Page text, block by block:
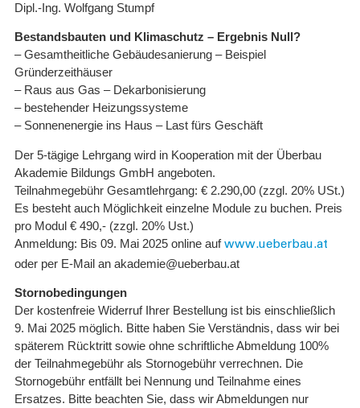
Dipl.-Ing. Wolfgang Stumpf
Bestandsbauten und Klimaschutz – Ergebnis Null?
– Gesamtheitliche Gebäudesanierung – Beispiel
Gründerzeithäuser
– Raus aus Gas – Dekarbonisierung
– bestehender Heizungssysteme
– Sonnenenergie ins Haus – Last fürs Geschäft
Der 5-tägige Lehrgang wird in Kooperation mit der Überbau
Akademie Bildungs GmbH angeboten.
Teilnahmegebühr Gesamtlehrgang: € 2.290,00 (zzgl. 20% USt.)
Es besteht auch Möglichkeit einzelne Module zu buchen. Preis
pro Modul € 490,- (zzgl. 20% Ust.)
Anmeldung: Bis 09. Mai 2025 online auf www.ueberbau.at
oder per E-Mail an akademie@ueberbau.at
Stornobedingungen
Der kostenfreie Widerruf Ihrer Bestellung ist bis einschließlich
9. Mai 2025 möglich. Bitte haben Sie Verständnis, dass wir bei
späterem Rücktritt sowie ohne schriftliche Abmeldung 100%
der Teilnahmegebühr als Stornogebühr verrechnen. Die
Stornogebühr entfällt bei Nennung und Teilnahme eines
Ersatzes. Bitte beachten Sie, dass wir Abmeldungen nur